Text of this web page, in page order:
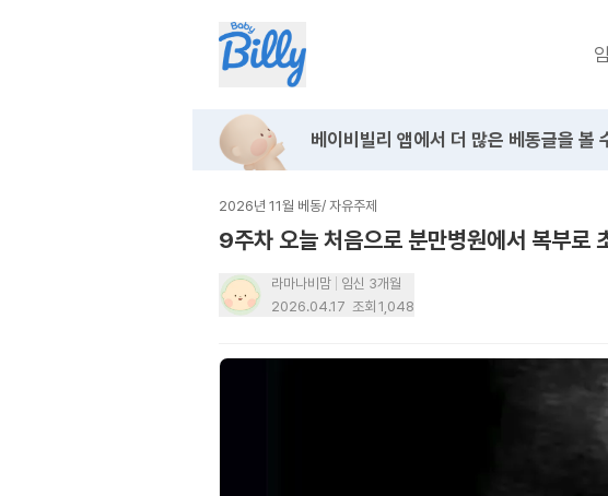
베이비빌리 앱에서 더 많은 베동글을 볼
2026년 11월 베동/ 자유주제
9주차 오늘 처음으로 분만병원에서 복부로
라마나비맘
임신 3개월
2026.04.17 조회 1,048